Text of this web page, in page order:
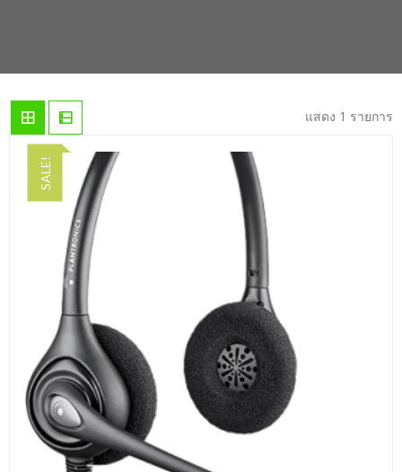
แสดง 1 รายการ
SALE!